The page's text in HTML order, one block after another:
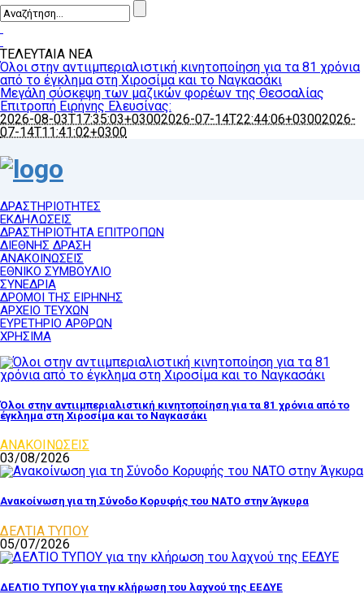
ΤΕΛΕΥΤΑΙΑ ΝΕΑ
Όλοι στην αντιιμπεριαλιστική κινητοποίηση για τα 81 χρόνια
από το έγκλημα στη Χιροσίμα και το Ναγκασάκι
Μεγάλη σύσκεψη των μαζικών φορέων της Θεσσαλίας
Επιτροπή Ειρήνης Ελευσίνας:
2026-08-03T17:35:03+03002026-07-14T22:44:06+03002026-
07-14T11:41:02+0300
ΔΡΑΣΤΗΡΙΟΤΗΤΕΣ
ΕΚΔΗΛΩΣΕΙΣ
ΔΡΑΣΤΗΡΙΟΤΗΤΑ ΕΠΙΤΡΟΠΩΝ
ΔΙΕΘΝΗΣ ΔΡΑΣΗ
ΑΝΑΚΟΙΝΩΣΕΙΣ
ΕΘΝΙΚΟ ΣΥΜΒΟΥΛΙΟ
ΣΥΝΕΔΡΙΑ
ΔΡΟΜΟΙ ΤΗΣ ΕΙΡΗΝΗΣ
ΑΡΧΕΙΟ ΤΕΥΧΩΝ
ΕΥΡΕΤΗΡΙΟ ΑΡΘΡΩΝ
ΧΡΗΣΙΜΑ
Όλοι στην αντιιμπεριαλιστική κινητοποίηση για τα 81 χρόνια από το
έγκλημα στη Χιροσίμα και το Ναγκασάκι
ΑΝΑΚΟΙΝΩΣΕΙΣ
03/08/2026
Ανακοίνωση για τη Σύνοδο Κορυφής του ΝΑΤΟ στην Άγκυρα
ΔΕΛΤΙΑ ΤΥΠΟΥ
05/07/2026
ΔΕΛΤΙΟ ΤΥΠΟΥ για την κλήρωση του λαχνού της ΕΕΔΥΕ